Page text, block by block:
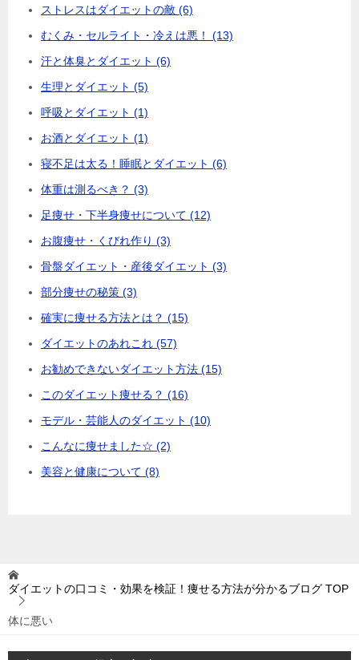
ストレスはダイエットの敵 (6)
むくみ・セルライト・冷えは悪！ (13)
汗と体臭とダイエット (6)
生理とダイエット (5)
呼吸とダイエット (1)
お酒とダイエット (1)
寝不足は太る！睡眠とダイエット (6)
体重は測るべき？ (3)
足痩せ・下半身痩せについて (12)
お腹痩せ・くびれ作り (3)
骨盤ダイエット・産後ダイエット (3)
部分痩せの秘策 (3)
確実に痩せる方法とは？ (15)
ダイエットのあれこれ (57)
お勧めできないダイエット方法 (15)
このダイエット痩せる？ (16)
モデル・芸能人のダイエット (10)
こんなに痩せました☆ (2)
美容と健康について (8)
ダイエットの口コミ・効果を検証！痩せる方法が分かるブログ TOP
体に悪い